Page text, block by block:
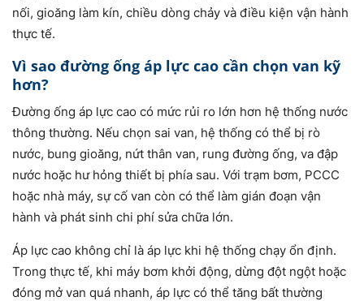
nối, gioăng làm kín, chiều dòng chảy và điều kiện vận hành
thực tế.
Vì sao đường ống áp lực cao cần chọn van kỹ
hơn?
Đường ống áp lực cao có mức rủi ro lớn hơn hệ thống nước
thông thường. Nếu chọn sai van, hệ thống có thể bị rò
nước, bung gioăng, nứt thân van, rung đường ống, va đập
nước hoặc hư hỏng thiết bị phía sau. Với trạm bơm, PCCC
hoặc nhà máy, sự cố van còn có thể làm gián đoạn vận
hành và phát sinh chi phí sửa chữa lớn.
Áp lực cao không chỉ là áp lực khi hệ thống chạy ổn định.
Trong thực tế, khi máy bơm khởi động, dừng đột ngột hoặc
đóng mở van quá nhanh, áp lực có thể tăng bất thường